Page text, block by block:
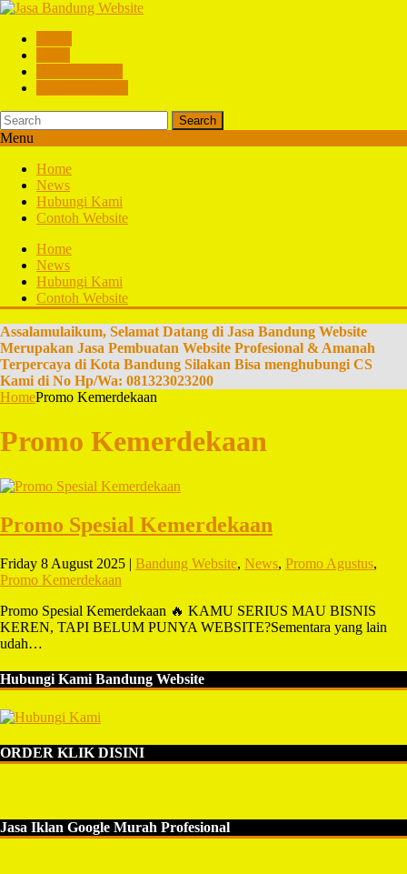
Search
Menu
Home
News
Hubungi Kami
Contoh Website
Home
News
Hubungi Kami
Contoh Website
Assalamulaikum, Selamat Datang di Jasa Bandung Website
Merupakan Jasa Pembuatan Website Profesional & Amanah
Terpercaya di Kota Bandung Silakan Bisa menghubungi CS
Kami di No Hp/Wa: 081323023200
HomePromo Kemerdekaan
Promo Kemerdekaan
Promo Spesial Kemerdekaan
Friday 8 August 2025 | Bandung Website, News, Promo Agustus,
Promo Kemerdekaan
Promo Spesial Kemerdekaan 🔥 KAMU SERIUS MAU BISNIS
KEREN, TAPI BELUM PUNYA WEBSITE?Sementara yang lain
udah…
Hubungi Kami Bandung Website
ORDER KLIK DISINI
Jasa Iklan Google Murah Profesional